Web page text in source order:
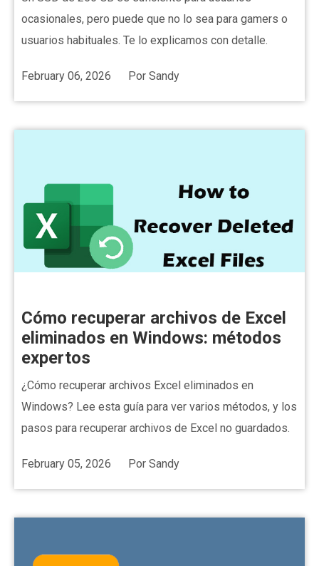
ocasionales, pero puede que no lo sea para gamers o
usuarios habituales. Te lo explicamos con detalle.
February 06, 2026 Por Sandy
Cómo recuperar archivos de Excel
eliminados en Windows: métodos
expertos
¿Cómo recuperar archivos Excel eliminados en
Windows? Lee esta guía para ver varios métodos, y los
pasos para recuperar archivos de Excel no guardados.
February 05, 2026 Por Sandy